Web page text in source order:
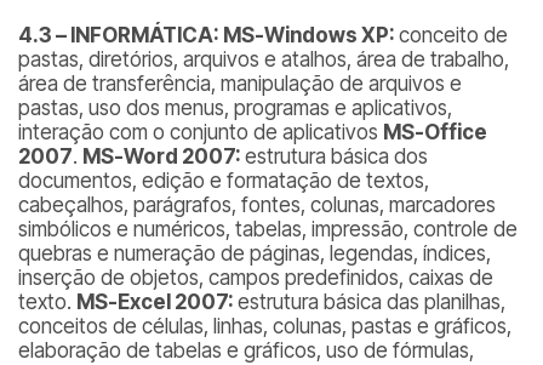
4.3 – INFORMÁTICA: MS-Windows XP: conceito de
pastas, diretórios, arquivos e atalhos, área de trabalho,
área de transferência, manipulação de arquivos e
pastas, uso dos menus, programas e aplicativos,
interação com o conjunto de aplicativos MS-Office
2007. MS-Word 2007: estrutura básica dos
documentos, edição e formatação de textos,
cabeçalhos, parágrafos, fontes, colunas, marcadores
simbólicos e numéricos, tabelas, impressão, controle de
quebras e numeração de páginas, legendas, índices,
inserção de objetos, campos predefinidos, caixas de
texto. MS-Excel 2007: estrutura básica das planilhas,
conceitos de células, linhas, colunas, pastas e gráficos,
elaboração de tabelas e gráficos, uso de fórmulas,